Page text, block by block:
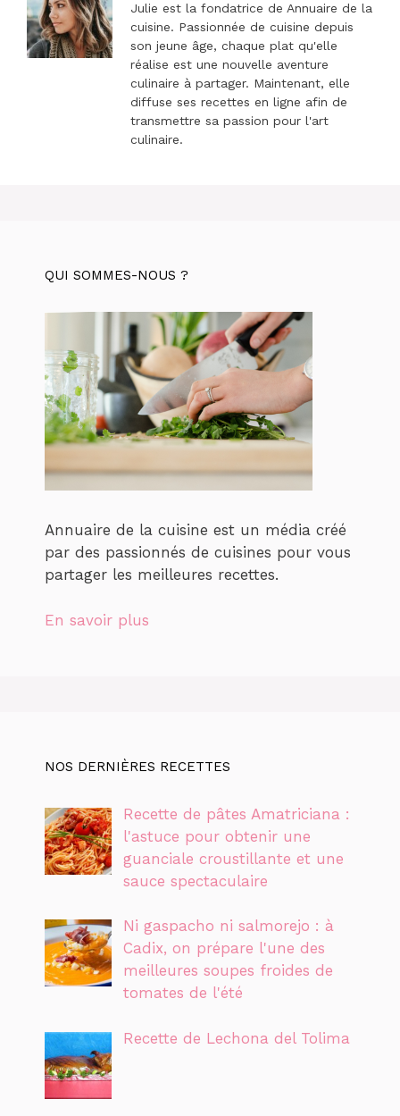
Julie est la fondatrice de Annuaire de la
cuisine. Passionnée de cuisine depuis
son jeune âge, chaque plat qu'elle
réalise est une nouvelle aventure
culinaire à partager. Maintenant, elle
diffuse ses recettes en ligne afin de
transmettre sa passion pour l'art
culinaire.
QUI SOMMES-NOUS ?
Annuaire de la cuisine est un média créé
par des passionnés de cuisines pour vous
partager les meilleures recettes.
En savoir plus
NOS DERNIÈRES RECETTES
Recette de pâtes Amatriciana :
l'astuce pour obtenir une
guanciale croustillante et une
sauce spectaculaire
Ni gaspacho ni salmorejo : à
Cadix, on prépare l'une des
meilleures soupes froides de
tomates de l'été
Recette de Lechona del Tolima